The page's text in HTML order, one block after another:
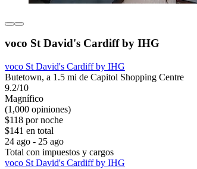
voco St David's Cardiff by IHG
voco St David's Cardiff by IHG
Butetown, a 1.5 mi de Capitol Shopping Centre
9.2/10
Magnífico
(1,000 opiniones)
$118 por noche
$141 en total
24 ago - 25 ago
Total con impuestos y cargos
voco St David's Cardiff by IHG